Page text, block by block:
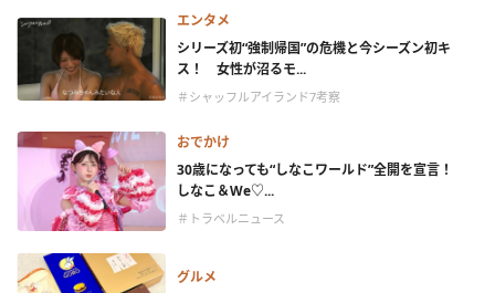
エンタメ
シリーズ初“強制帰国”の危機と今シーズン初キ
ス！ 女性が沼るモ...
＃シャッフルアイランド7考察
おでかけ
30歳になっても“しなこワールド”全開を宣言！
しなこ＆We♡...
＃トラベルニュース
グルメ